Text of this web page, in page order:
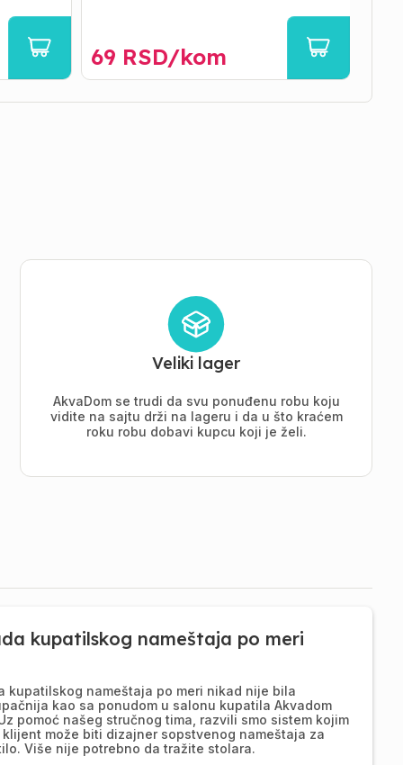
69 RSD/kom
Veliki lager
AkvaDom se trudi da svu ponuđenu robu koju
vidite na sajtu drži na lageru i da u što kraćem
roku robu dobavi kupcu koji je želi.
kupatilskog nameštaja po meri
kupatilskog nameštaja po meri nikad nije bila
kao sa ponudom u salonu kupatila Akvadom
pomoć našeg stručnog tima, razvili smo sistem kojim
klijent može biti dizajner sopstvenog nameštaja za
Više nije potrebno da tražite stolara.